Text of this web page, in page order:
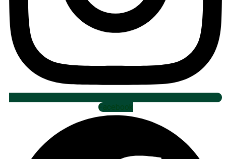
Facebook